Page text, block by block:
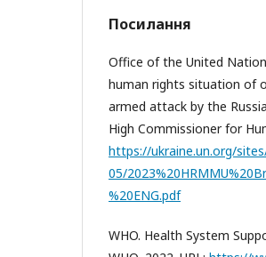
Посилання
Office of the United
human rights situation of
armed attack by the
High Commissioner for
https://ukraine.un.org/
05/
%20ENG.pdf
WHO. Health System